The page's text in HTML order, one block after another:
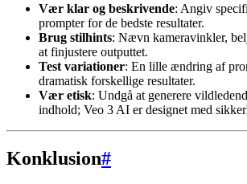
Vær klar og beskrivende: Angiv
prompter for de bedste resultater.
Brug stilhints: Nævn kameravinkler,
at finjustere outputtet.
Test variationer: En lille ændring af
dramatisk forskellige resultater.
Vær etisk: Undgå at generere
indhold; Veo 3 AI er designet med
Konklusion#